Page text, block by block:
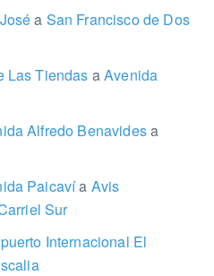
a San Francisco de Dos
Las Tiendas aAvenida
Alfredo Benavidesa
Paicavía Avis
Sur
Internacional El